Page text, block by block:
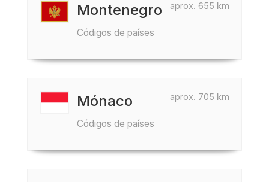
aprox. 655 km
Montenegro
Códigos de países
aprox. 705 km
Mónaco
Códigos de países